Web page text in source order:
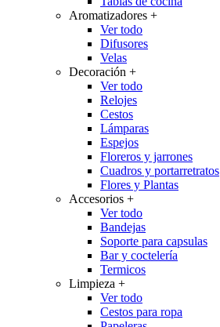
Aromatizadores +
Ver todo
Difusores
Velas
Decoración +
Ver todo
Relojes
Cestos
Lámparas
Espejos
Floreros y jarrones
Cuadros y portarretratos
Flores y Plantas
Accesorios +
Ver todo
Bandejas
Soporte para capsulas
Bar y coctelería
Termicos
Limpieza +
Ver todo
Cestos para ropa